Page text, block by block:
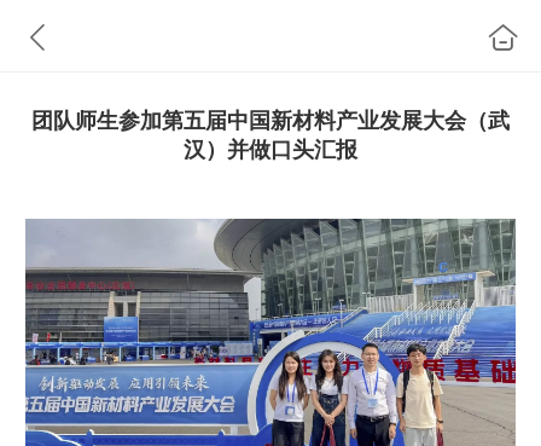
团队师生参加第五届中国新材料产业发展大会（武
汉）并做口头汇报